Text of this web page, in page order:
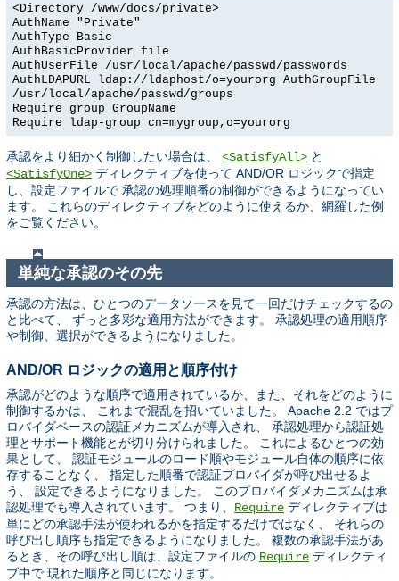
<Directory /www/docs/private>
AuthName "Private"
AuthType Basic
AuthBasicProvider file
AuthUserFile /usr/local/apache/passwd/passwords
AuthLDAPURL ldap://ldaphost/o=yourorg AuthGroupFile
/usr/local/apache/passwd/groups
Require group GroupName
Require ldap-group cn=mygroup,o=yourorg
承認をより細かく制御したい場合は、 <SatisfyAll> と
<SatisfyOne> ディレクティブを使って AND/OR ロジックで指定
し、設定ファイルで 承認の処理順番の制御ができるようになってい
ます。 これらのディレクティブをどのように使えるか、網羅した例
をご覧ください。
単純な承認のその先
承認の方法は、ひとつのデータソースを見て一回だけチェックするの
と比べて、 ずっと多彩な適用方法ができます。 承認処理の適用順序
や制御、選択ができるようになりました。
AND/OR ロジックの適用と順序付け
承認がどのような順序で適用されているか、また、それをどのように
制御するかは、 これまで混乱を招いていました。 Apache 2.2 ではプ
ロバイダベースの認証メカニズムが導入され、 承認処理から認証処
理とサポート機能とが切り分けられました。 これによるひとつの効
果として、 認証モジュールのロード順やモジュール自体の順序に依
存することなく、 指定した順番で認証プロバイダが呼び出せるよ
う、 設定できるようになりました。 このプロバイダメカニズムは承
認処理でも導入されています。 つまり、 Require ディレクティブは
単にどの承認手法が使われるかを指定するだけではなく、 それらの
呼び出し順序も指定できるようになりました。 複数の承認手法があ
るとき、その呼び出し順は、設定ファイルの Require ディレクティ
ブ中で 現れた順序と同じになります。